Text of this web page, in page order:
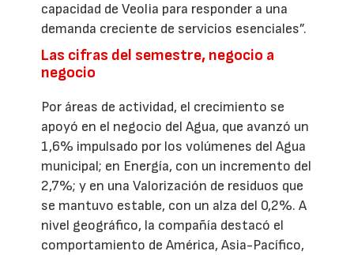
capacidad de Veolia para responder a una
demanda creciente de servicios esenciales”.
Las cifras del semestre, negocio a
negocio
Por áreas de actividad, el crecimiento se
apoyó en el negocio del Agua, que avanzó un
1,6% impulsado por los volúmenes del Agua
municipal; en Energía, con un incremento del
2,7%; y en una Valorización de residuos que
se mantuvo estable, con un alza del 0,2%. A
nivel geográfico, la compañía destacó el
comportamiento de América, Asia-Pacífico,